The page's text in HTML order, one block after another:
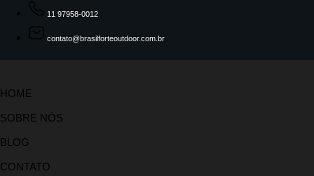
11 97958-0012
contato@brasilforteoutdoor.com.br
HOME
SOBRE NÓS
BLOG
CONTATO